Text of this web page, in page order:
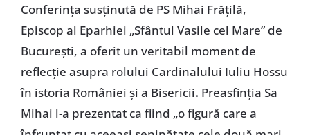
Conferința susținută de PS Mihai Frățilă,
Episcop al Eparhiei „Sfântul Vasile cel Mare” de
București, a oferit un veritabil moment de
reflecție asupra rolului Cardinalului Iuliu Hossu
în istoria României și a Bisericii. Preasfinția Sa
Mihai l-a prezentat ca fiind „o figură care a